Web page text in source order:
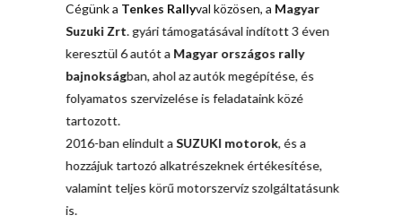
Cégünk aTenkes Rallyval közösen, aMagyar
Suzuki Zrt. gyári támogatásával indított 3 éven
keresztül 6 autót aMagyar országos rally
bajnokságban, ahol az autók megépítése, és
folyamatos szervizelése is feladataink közé
tartozott.
2016-ban elindult aSUZUKI motorok, és a
hozzájuk tartozó alkatrészeknek értékesítése,
valamint teljes körű motorszervíz szolgáltatásunk
is.